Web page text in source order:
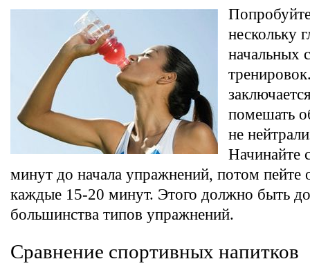
нескольку
начальных
помешать
не
Начинайте
минут до начала упражнений, потом пейте
каждые 15-20 минут. Этого должно быть
большинства типов упражнений.
Сравнение спортивных напитков